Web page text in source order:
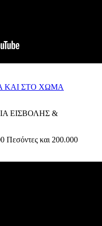
ΚΑΙ ΣΤΟ ΧΩΜΑ
ΕΙΣΒΟΛΗΣ &
Πεσόντες και 200.000